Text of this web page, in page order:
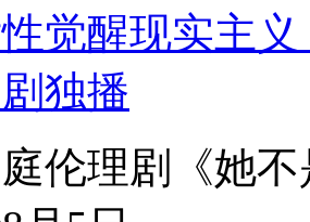
觉醒现实主
独播
伦理剧《她